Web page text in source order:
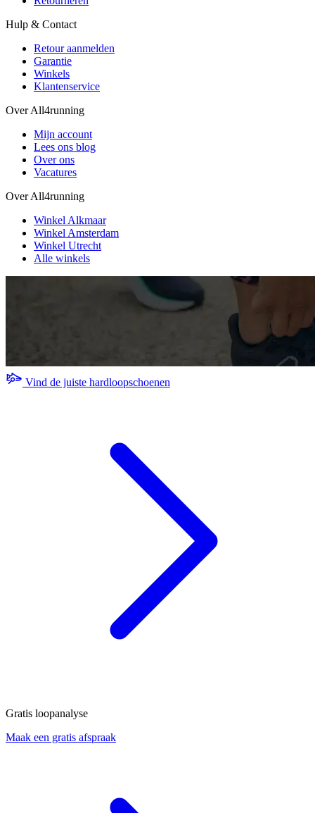
Hulp & Contact
Retour aanmelden
Garantie
Winkels
Klantenservice
Over All4running
Mijn account
Lees ons blog
Over ons
Vacatures
Over All4running
Winkel Alkmaar
Winkel Amsterdam
Winkel Utrecht
Alle winkels
Vind de juiste hardloopschoenen
Gratis loopanalyse
Maak een gratis afspraak